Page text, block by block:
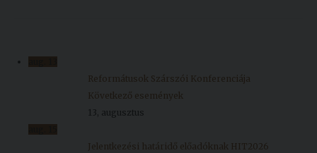
Reformátusok Szárszói Konferenciája
Következő események
13, augusztus
Jelentkezési határidő előadóknak HIT2026